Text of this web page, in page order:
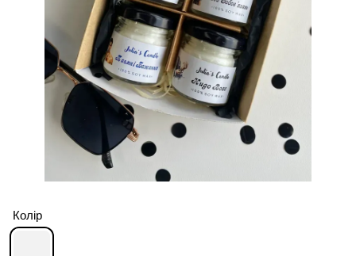
Колір